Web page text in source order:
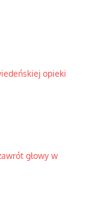
opieki
głowy w